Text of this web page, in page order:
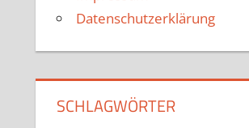
Datenschutzerklärung
SCHLAGWÖRTER